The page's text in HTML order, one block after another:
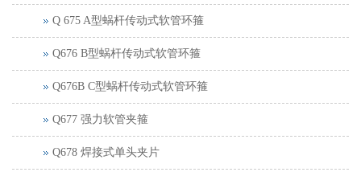
Q 675 A型蜗杆传动式软管环箍
Q676 B型蜗杆传动式软管环箍
Q676B C型蜗杆传动式软管环箍
Q677 强力软管夹箍
Q678 焊接式单头夹片